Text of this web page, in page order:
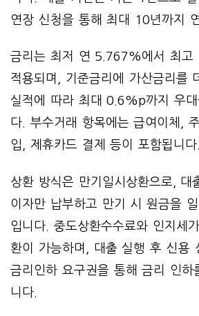
연장 신청을 통해 최대 10년까지
금리는 최저 연 5.767%에서 최고
적용되며, 기준금리에 가산금리를
실적에 따라 최대 0.6%p까지 우대
다. 부수거래 항목에는 급여이체,
입, 제휴카드 결제 등이 포함됩니다.
상환 방식은 만기일시상환으로, 대
이자만 납부하고 만기 시 원금을
입니다. 중도상환수수료와 인지세
환이 가능하며, 대출 실행 후 신용
금리인하 요구권을 통해 금리 인하
니다.